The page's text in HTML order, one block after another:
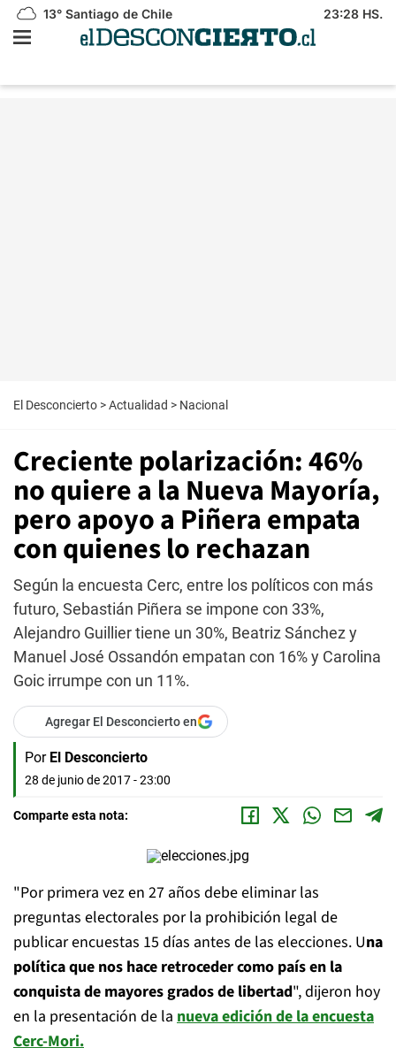
13° Santiago de Chile 23:28 HS.
El Desconcierto >Actualidad > Nacional
Creciente polarización: 46%
no quiere a la Nueva Mayoría,
pero apoyo a Piñera empata
con quienes lo rechazan
Según la encuesta Cerc, entre los políticos con más
futuro, Sebastián Piñera se impone con 33%,
Alejandro Guillier tiene un 30%, Beatriz Sánchez y
Manuel José Ossandón empatan con 16% y Carolina
Goic irrumpe con un 11%.
Agregar El Desconcierto en
Por El Desconcierto
28 de junio de 2017 - 23:00
Comparte esta nota:
"Por primera vez en 27 años debe eliminar las
preguntas electorales por la prohibición legal de
publicar encuestas 15 días antes de las elecciones. Una
política que nos hace retroceder como país en la
conquista de mayores grados de libertad", dijeron hoy
en la presentación de la nueva edición de la encuesta
Cerc-Mori.